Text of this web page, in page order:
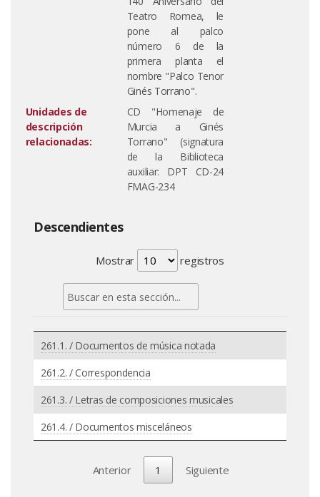
Teatro Romea, le
pone al palco
número 6 de la
primera planta el
nombre "Palco Tenor
Ginés Torrano".
Unidades de
descripción
relacionadas:
CD "Homenaje de
Murcia a Ginés
Torrano" (signatura
de la Biblioteca
auxiliar: DPT CD-24
FMAG-234
Descendientes
Mostrar registros
261.1. / Documentos de música notada
261.2. / Correspondencia
261.3. / Letras de composiciones musicales
261.4. / Documentos misceláneos
Anterior 1 Siguiente